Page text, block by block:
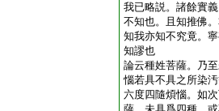
我已略説。諸餘實
不知也。且知推佛
知我亦知不究竟。
知謬也
論云種姓菩薩。乃
惱若具不具之所染
六度四隨煩惱。如